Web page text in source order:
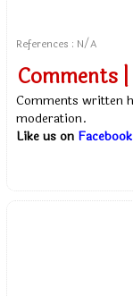
References : N/A
Comments |
Comments written
moderation.
Like us on Facebook